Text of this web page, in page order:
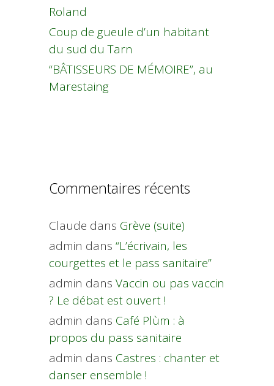
Roland
Coup de gueule d’un habitant
du sud du Tarn
“BÂTISSEURS DE MÉMOIRE”, au
Marestaing
Commentaires récents
Claude dans Grève (suite)
admin dans “L’écrivain, les
courgettes et le pass sanitaire”
admin dans Vaccin ou pas vaccin
? Le débat est ouvert !
admin dans Café Plùm : à
propos du pass sanitaire
admin dans Castres : chanter et
danser ensemble !